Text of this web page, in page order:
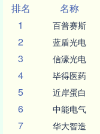
排名
名称
1
百普赛斯
2 蓝盾光电
3 信濠光电
4 毕得医药
5 近岸蛋白
6 中能电气
7 华大智造